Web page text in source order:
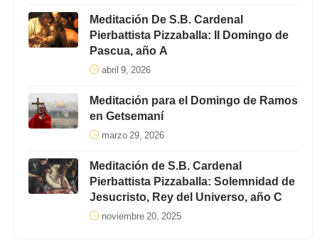
Meditación De S.B. Cardenal
Pierbattista Pizzaballa: II Domingo de
Pascua, año A
abril 9, 2026
Meditación para el Domingo de Ramos
en Getsemaní
marzo 29, 2026
Meditación de S.B. Cardenal
Pierbattista Pizzaballa: Solemnidad de
Jesucristo, Rey del Universo, año C
noviembre 20, 2025